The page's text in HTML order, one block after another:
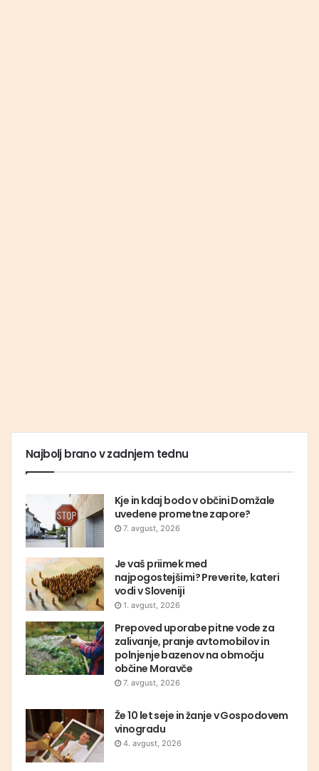
Najbolj brano v zadnjem tednu
Kje in kdaj bodo v občini Domžale
uvedene prometne zapore?
7. avgust, 2026
Je vaš priimek med
najpogostejšimi? Preverite, kateri
vodi v Sloveniji
1. avgust, 2026
Prepoved uporabe pitne vode za
zalivanje, pranje avtomobilov in
polnjenje bazenov na območju
občine Moravče
7. avgust, 2026
Že 10 let seje in žanje v Gospodovem
vinogradu
4. avgust, 2026